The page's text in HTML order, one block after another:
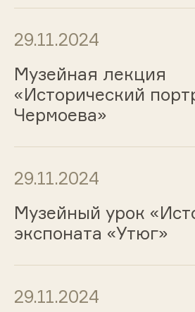
29.11.2024
Музейная лекция
«Исторический
Чермоева»
29.11.2024
Музейный урок
экспоната «Утюг»
29.11.2024